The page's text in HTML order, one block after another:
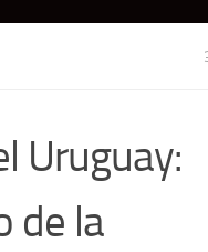
Uruguay:
de la